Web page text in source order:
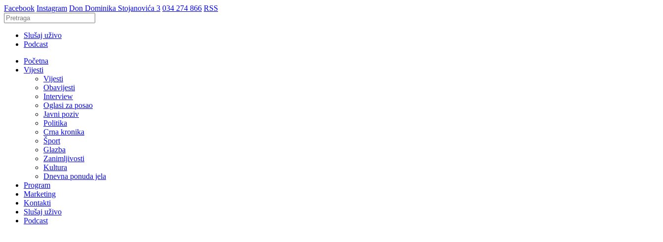
Facebook Instagram Don Dominika Stojanovića 3 034 274 866 RSS
Slušaj uživo
Podcast
Početna
Vijesti
Vijesti
Obavijesti
Interview
Oglasi za posao
Javni poziv
Politika
Crna kronika
Šport
Glazba
Zanimljivosti
Kultura
Dnevna ponuda jela
Program
Marketing
Kontakti
Slušaj uživo
Podcast